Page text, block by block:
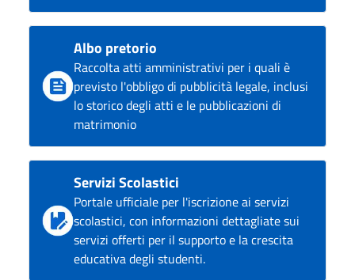
Albo pretorio
Raccolta atti amministrativi per i quali è
previsto l'obbligo di pubblicità legale, inclusi
lo storico degli atti e le pubblicazioni di
matrimonio
Servizi Scolastici
Portale ufficiale per l'iscrizione ai servizi
scolastici, con informazioni dettagliate sui
servizi offerti per il supporto e la crescita
educativa degli studenti.